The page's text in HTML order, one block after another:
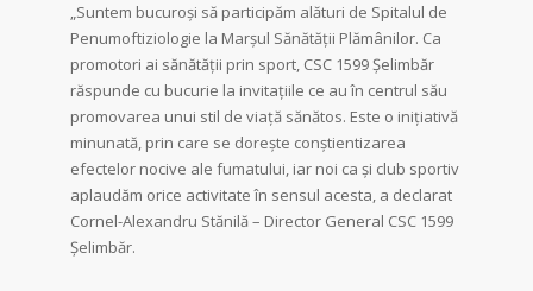
„Suntem bucuroși să participăm alături de Spitalul de
Penumoftiziologie la Marșul Sănătății Plămânilor. Ca
promotori ai sănătății prin sport, CSC 1599 Șelimbăr
răspunde cu bucurie la invitațiile ce au în centrul său
promovarea unui stil de viață sănătos. Este o inițiativă
minunată, prin care se dorește conștientizarea
efectelor nocive ale fumatului, iar noi ca și club sportiv
aplaudăm orice activitate în sensul acesta, a declarat
Cornel-Alexandru Stănilă – Director General CSC 1599
Șelimbăr.